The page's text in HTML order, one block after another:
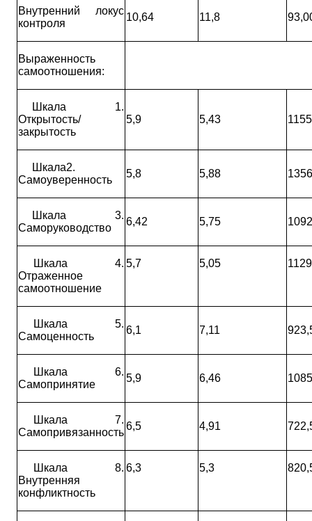
Внутренний локус
контроля
10,64 11,8
Выраженность
самоотношения:
Шкала 1.
Открытость/
закрытость
5,9 5,43
Шкала2.
Самоуверенность
5,8 5,88
Шкала 3.
Саморуководство
6,42 5,75
Шкала 4.
Отраженное
самоотношение
5,7 5,05
Шкала 5.
Самоценность
6,1 7,11
Шкала 6.
Самопринятие
5,9 6,46
Шкала 7.
Самопривязанность
6,5 4,91
Шкала 8.
Внутренняя
конфликтность
6,3 5,3